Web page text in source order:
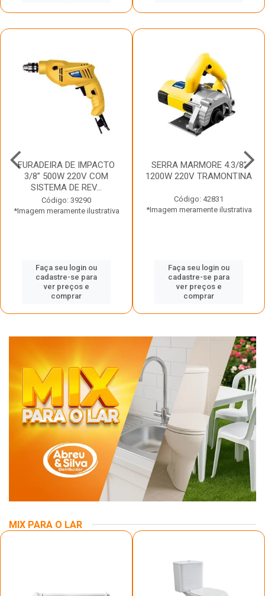
FURADEIRA DE IMPACTO
3/8” 500W 220V COM
SISTEMA DE REV...
Código: 39290
*Imagem meramente ilustrativa
Faça seu login ou
cadastre-se para
ver preços e
comprar
SERRA MARMORE 4.3/8”
1200W 220V TRAMONTINA
Código: 42831
*Imagem meramente ilustrativa
Faça seu login ou
cadastre-se para
ver preços e
comprar
MIX PARA O LAR